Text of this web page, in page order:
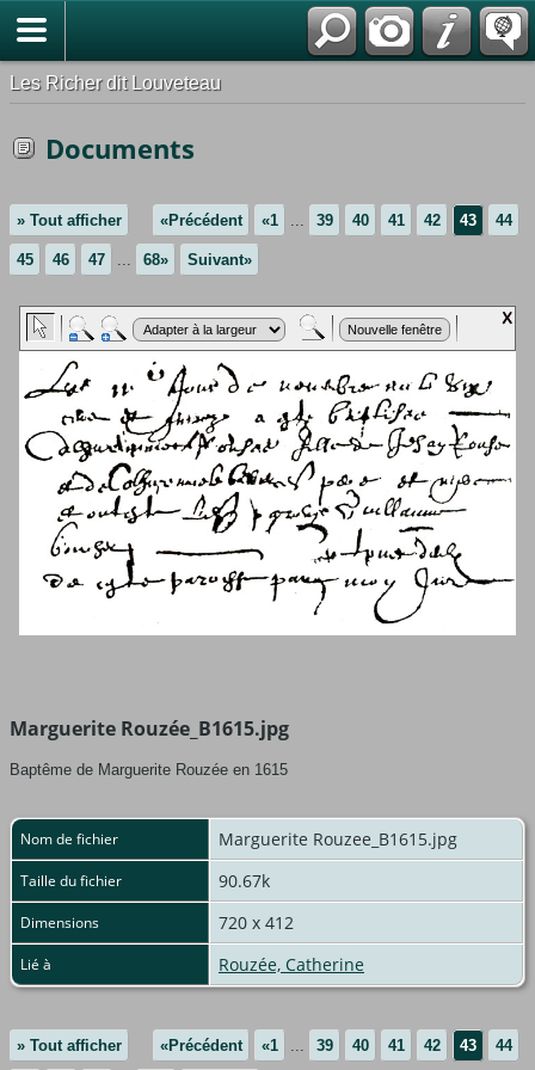
Les Richer dit Louveteau
Documents
» Tout afficher «Précédent «1 ... 39 40 41 42 43 44
45 46 47 ... 68» Suivant»
Marguerite Rouzée_B1615.jpg
Baptême de Marguerite Rouzée en 1615
Nom de fichier Marguerite Rouzee_B1615.jpg
Taille du fichier 90.67k
Dimensions 720 x 412
Lié à Rouzée, Catherine
» Tout afficher «Précédent «1 ... 39 40 41 42 43 44